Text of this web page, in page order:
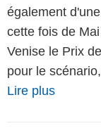
également
cette fois de
Venise le Prix
pour le
Lire plus